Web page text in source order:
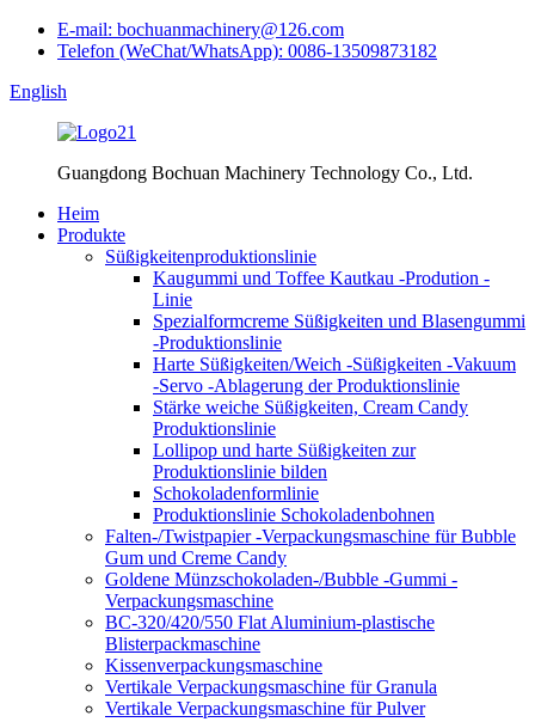
E-mail: bochuanmachinery@126.com
Telefon (WeChat/WhatsApp): 0086-13509873182
English
Guangdong Bochuan Machinery Technology Co., Ltd.
Heim
Produkte
Süßigkeitenproduktionslinie
Kaugummi und Toffee Kautkau -Prodution -
Linie
Spezialformcreme Süßigkeiten und Blasengummi
-Produktionslinie
Harte Süßigkeiten/Weich -Süßigkeiten -Vakuum
-Servo -Ablagerung der Produktionslinie
Stärke weiche Süßigkeiten, Cream Candy
Produktionslinie
Lollipop und harte Süßigkeiten zur
Produktionslinie bilden
Schokoladenformlinie
Produktionslinie Schokoladenbohnen
Falten-/Twistpapier -Verpackungsmaschine für Bubble
Gum und Creme Candy
Goldene Münzschokoladen-/Bubble -Gummi -
Verpackungsmaschine
BC-320/420/550 Flat Aluminium-plastische
Blisterpackmaschine
Kissenverpackungsmaschine
Vertikale Verpackungsmaschine für Granula
Vertikale Verpackungsmaschine für Pulver